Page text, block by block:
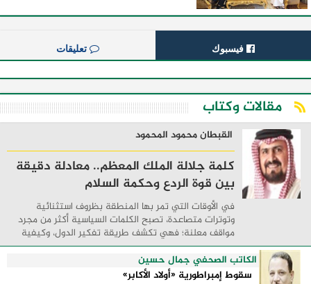
فيسبوك تعليقات
مقالات وكتاب
القبطان محمود المحمود
كلمة جلالة الملك المعظم.. معادلة دقيقة
بين قوة الردع وحكمة السلام
في الأوقات التي تمر بها المنطقة بظروف استثنائية
وتوترات متصاعدة، تصبح الكلمات السياسية أكثر من مجرد
مواقف معلنة؛ فهي تكشف طريقة تفكير الدول، وكيفية
إدارتها للأزمات، والحدود التي تفصل بين القوة ...
الكاتب الصحفي جمال حسين
سقوط إمبراطورية «أولاد الأكابر»